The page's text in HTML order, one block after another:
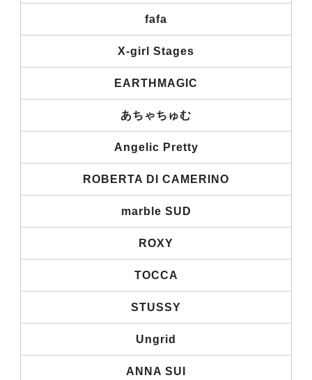
fafa
X-girl Stages
EARTHMAGIC
あちゃちゅむ
Angelic Pretty
ROBERTA DI CAMERINO
marble SUD
ROXY
TOCCA
STUSSY
Ungrid
ANNA SUI